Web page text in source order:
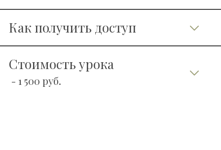
   Как получить доступ
   Стоимость урока
- 1 500 руб.